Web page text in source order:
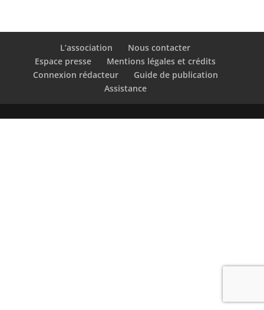
L’association
Nous contacter
Espace presse
Mentions légales et crédits
Connexion rédacteur
Guide de publication
Assistance